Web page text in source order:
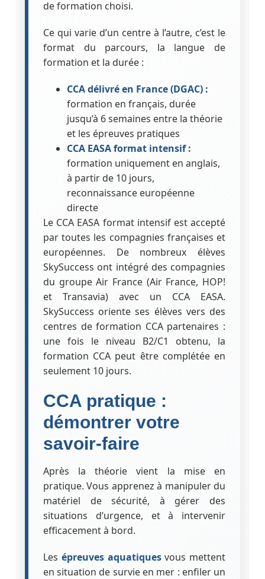
de formation choisi.
Ce qui varie d’un centre à l’autre, c’est le
format du parcours, la langue de
formation et la durée :
CCA délivré en France (DGAC) :
formation en français, durée
jusqu’à 6 semaines entre la théorie
et les épreuves pratiques
CCA EASA format intensif :
formation uniquement en anglais,
à partir de 10 jours,
reconnaissance européenne
directe
Le CCA EASA format intensif est accepté
par toutes les compagnies françaises et
européennes. De nombreux élèves
SkySuccess ont intégré des compagnies
du groupe Air France (Air France, HOP!
et Transavia) avec un CCA EASA.
SkySuccess oriente ses élèves vers des
centres de formation CCA partenaires :
une fois le niveau B2/C1 obtenu, la
formation CCA peut être complétée en
seulement 10 jours.
CCA pratique :
démontrer votre
savoir-faire
Après la théorie vient la mise en
pratique. Vous apprenez à manipuler du
matériel de sécurité, à gérer des
situations d’urgence, et à intervenir
efficacement à bord.
Les épreuves aquatiquesvous mettent
en situation de survie en mer : enfiler un